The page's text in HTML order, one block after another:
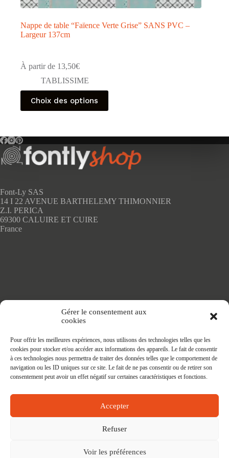
Gérer le consentement aux
cookies
Pour offrir les meilleures expériences, nous utilisons des technologies telles que les
cookies pour stocker et/ou accéder aux informations des appareils. Le fait de consentir
à ces technologies nous permettra de traiter des données telles que le comportement de
navigation ou les ID uniques sur ce site. Le fait de ne pas consentir ou de retirer son
consentement peut avoir un effet négatif sur certaines caractéristiques et fonctions.
Accepter
Refuser
Voir les préférences
Nappe de table “Faïence Verte Grise” SANS PVC –
Largeur 137cm
À partir de 13,50€
TABLISSIME
Choix des options
Ce
produit
a
Les
options
peuvent
être
la
page
du
produit
Font-Ly SAS
14 I 22 AVENUE BARTHELEMY THIMONNIER
Z.I. PERICA
69300 CALUIRE ET CUIRE
France
Adhésifs SANS PVC
Nappes
Protège Table
Nappes SANS PVC
Tapis PRATIC
Affaires à faire
Contact
Mon compte